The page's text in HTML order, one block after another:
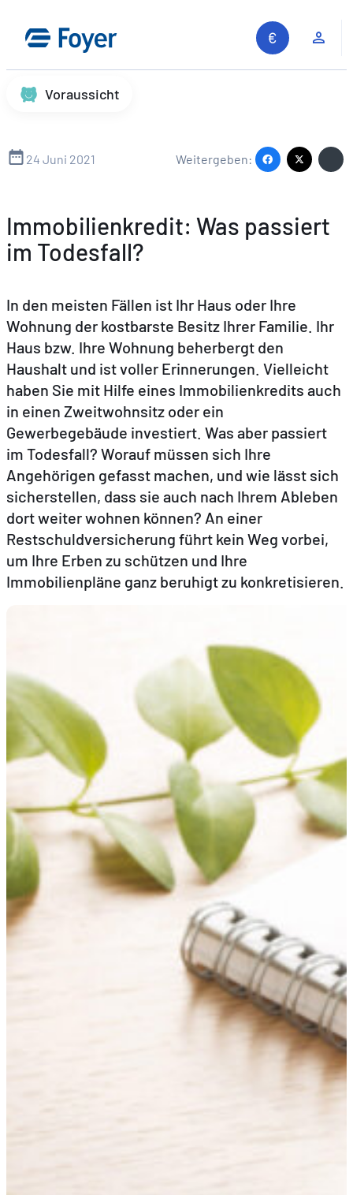
Inhalt
springen
Auf unserer Website suchen
DEFREN
Voraussicht
24 Juni 2021 Weitergeben:
Immobilienkredit: Was passiert
im Todesfall?
In den meisten Fällen ist Ihr Haus oder Ihre
Wohnung der kostbarste Besitz Ihrer Familie. Ihr
Haus bzw. Ihre Wohnung beherbergt den
Haushalt und ist voller Erinnerungen. Vielleicht
haben Sie mit Hilfe eines Immobilienkredits auch
in einen Zweitwohnsitz oder ein
Gewerbegebäude investiert. Was aber passiert
im Todesfall? Worauf müssen sich Ihre
Angehörigen gefasst machen, und wie lässt sich
sicherstellen, dass sie auch nach Ihrem Ableben
dort weiter wohnen können? An einer
Restschuldversicherung führt kein Weg vorbei,
um Ihre Erben zu schützen und Ihre
Immobilienpläne ganz beruhigt zu konkretisieren.